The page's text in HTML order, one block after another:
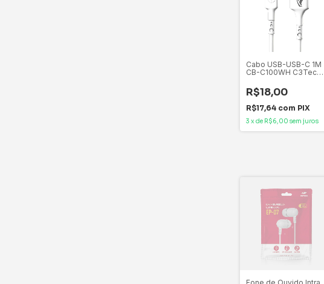
Cabo USB-USB-C 1M
CB-C100WH C3Tech
R$18,00
R$17,64 com PIX
3 x de R$6,00 sem juros